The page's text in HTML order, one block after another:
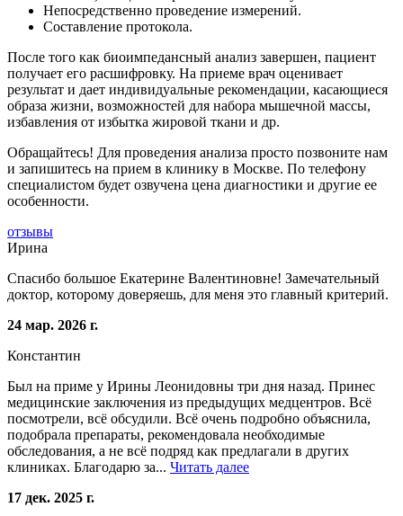
Непосредственно проведение измерений.
Составление протокола.
После того как биоимпедансный анализ завершен, пациент
получает его расшифровку. На приеме врач оценивает
результат и дает индивидуальные рекомендации, касающиеся
образа жизни, возможностей для набора мышечной массы,
избавления от избытка жировой ткани и др.
Обращайтесь! Для проведения анализа просто позвоните нам
и запишитесь на прием в клинику в Москве. По телефону
специалистом будет озвучена цена диагностики и другие ее
особенности.
отзывы
Ирина
Спасибо большое Екатерине Валентиновне! Замечательный
доктор, которому доверяешь, для меня это главный критерий.
24 мар. 2026 г.
Константин
Был на приме у Ирины Леонидовны три дня назад. Принес
медицинские заключения из предыдущих медцентров. Всё
посмотрели, всё обсудили. Всё очень подробно объяснила,
подобрала препараты, рекомендовала необходимые
обследования, а не всё подряд как предлагали в других
клиниках. Благодарю за... Читать далее
17 дек. 2025 г.